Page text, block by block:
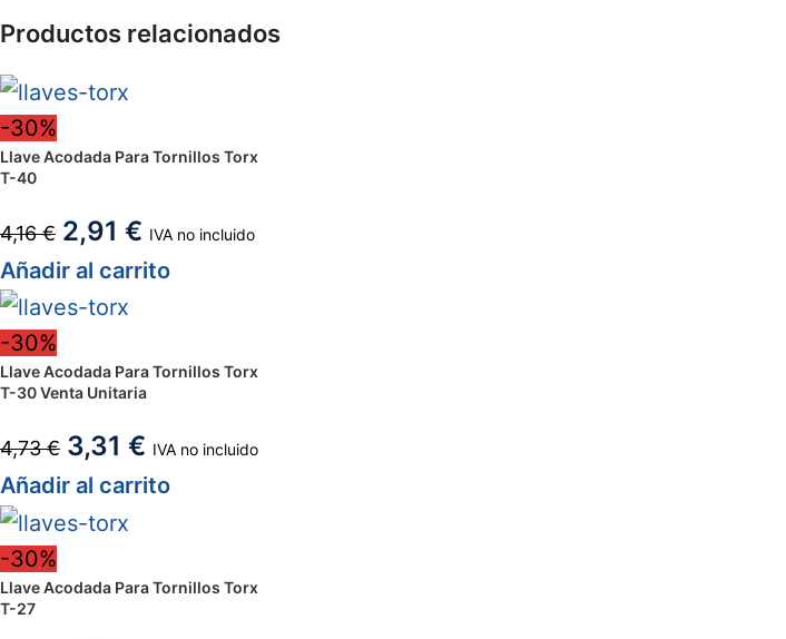
Productos relacionados
-30%
Llave Acodada Para Tornillos Torx
T-40
4,16€ 2,91 € IVA no incluido
Añadir al carrito
-30%
Llave Acodada Para Tornillos Torx
T-30 Venta Unitaria
4,73€ 3,31 € IVA no incluido
Añadir al carrito
-30%
Llave Acodada Para Tornillos Torx
T-27